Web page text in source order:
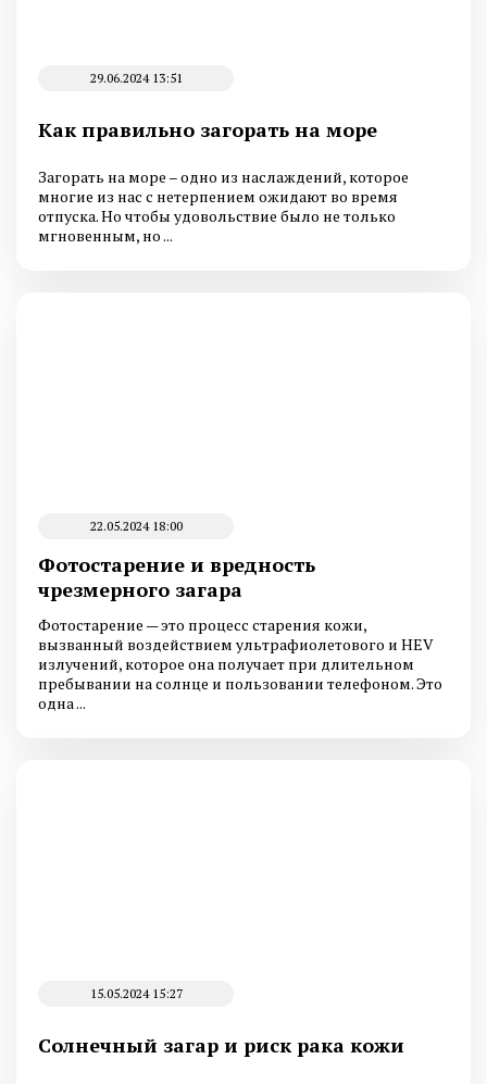
29.06.2024 13:51
Как правильно загорать на море
Загорать на море – одно из наслаждений, которое
многие из нас с нетерпением ожидают во время
отпуска. Но чтобы удовольствие было не только
мгновенным, но ...
22.05.2024 18:00
Фотостарение и вредность
чрезмерного загара
Фотостарение — это процесс старения кожи,
вызванный воздействием ультрафиолетового и HEV
излучений, которое она получает при длительном
пребывании на солнце и пользовании телефоном. Это
одна ...
15.05.2024 15:27
Солнечный загар и риск рака кожи